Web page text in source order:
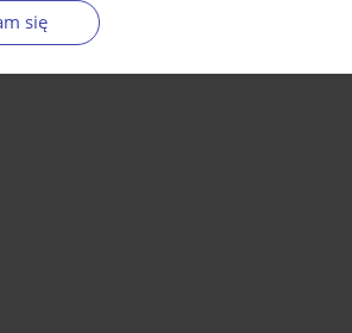
się